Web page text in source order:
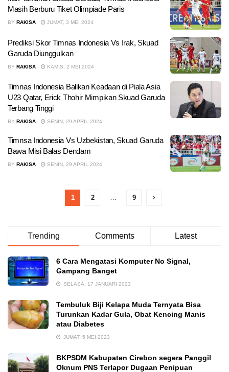
Masih Berburu Tiket Olimpiade Paris
BY RAKISA JUMAT, 3 MEI 2024
Prediksi Skor Timnas Indonesia Vs Irak, Skuad
Garuda Diunggulkan
BY RAKISA KAMIS, 2 MEI 2024
Timnas Indonesia Balikan Keadaan di Piala Asia
U23 Qatar, Erick Thohir Mimpikan Skuad Garuda
Terbang Tinggi
BY RAKISA SENIN, 29 APRIL 2024
Timnsa Indonesia Vs Uzbekistan, Skuad Garuda
Bawa Misi Balas Dendam
BY RAKISA SENIN, 29 APRIL 2024
1 2 9
Trending Comments Latest
6 Cara Mengatasi Komputer No Signal,
Gampang Banget
SELASA, 17 JANUARI 2023
Tembuluk Biji Kelapa Muda Ternyata Bisa
Turunkan Kadar Gula, Obat Kencing Manis
atau Diabetes
JUMAT, 5 MEI 2023
BKPSDM Kabupaten Cirebon segera Panggil
Oknum PNS Terlapor Dugaan Penipuan